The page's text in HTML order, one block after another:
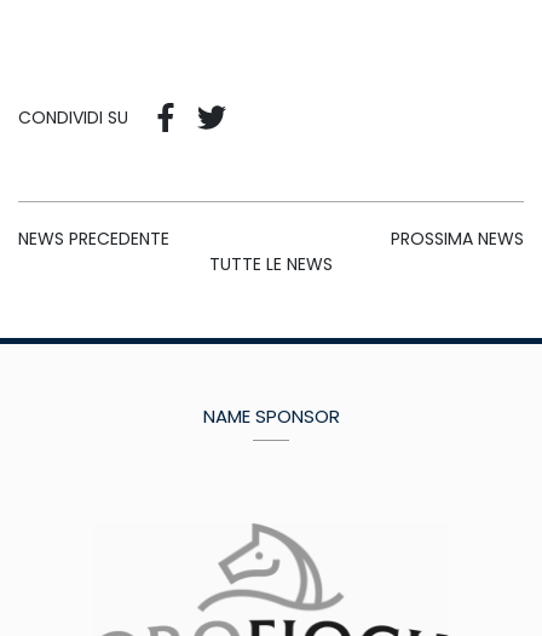
CONDIVIDI SU
NEWS PRECEDENTE
TUTTE LE NEWS
PROSSIMA NEWS
NAME SPONSOR